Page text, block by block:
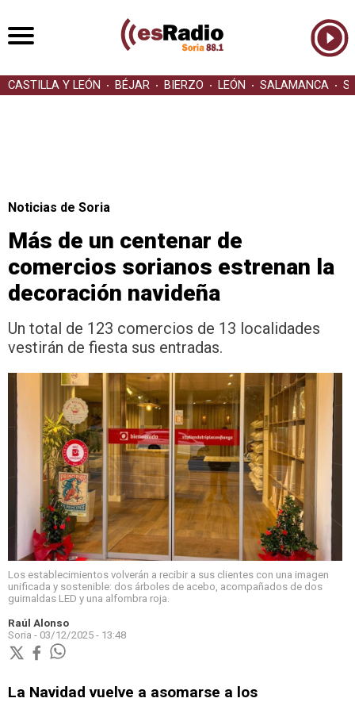
CASTILLA Y LEÓN BÉJAR BIERZO LEÓN SALAMANCA
Noticias de Soria
Más de un centenar de
comercios sorianos estrenan la
decoración navideña
Un total de 123 comercios de 13 localidades
vestirán de fiesta sus entradas.
Los establecimientos volverán a recibir a sus clientes con una imagen
unificada y sostenible: dos árboles de acebo, acompañados de dos
guirnaldas LED y una alfombra roja.
Raúl Alonso
Soria - 03/12/2025 - 13:48
La Navidad vuelve a asomarse a los